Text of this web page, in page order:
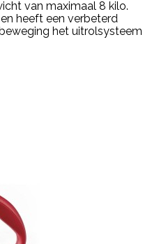
van maximaal 8 kilo.
heeft een verbeterd
het uitrolsysteem